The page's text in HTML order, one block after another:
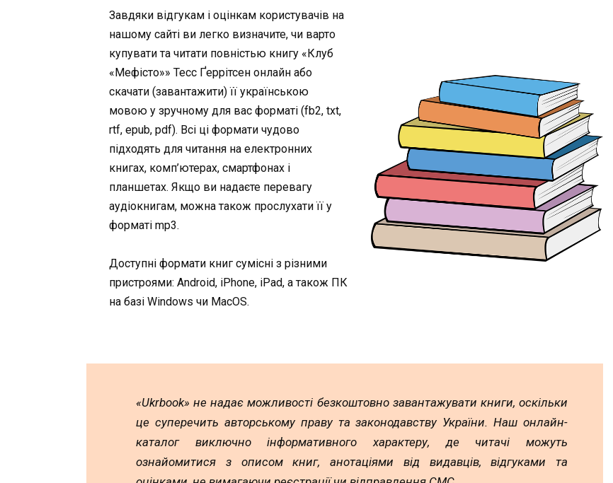
Завдяки відгукам і оцінкам користувачів на
нашому сайті ви легко визначите, чи варто
купувати та читати повністью книгу «Клуб
«Мефісто»» Тесс Ґеррітсен онлайн або
скачати (завантажити) її українською
мовою у зручному для вас форматі (fb2, txt,
rtf, epub, pdf). Всі ці формати чудово
підходять для читання на електронних
книгах, комп’ютерах, смартфонах і
планшетах. Якщо ви надаєте перевагу
аудіокнигам, можна також прослухати її у
форматі mp3.
Доступні формати книг сумісні з різними
пристроями: Android, iPhone, iPad, а також ПК
на базі Windows чи MacOS.
«Ukrbook» не надає можливості безкоштовно завантажувати книги, оскільки
це суперечить авторському праву та законодавству України. Наш онлайн-
каталог виключно інформативного характеру, де читачі можуть
ознайомитися з описом книг, анотаціями від видавців, відгуками та